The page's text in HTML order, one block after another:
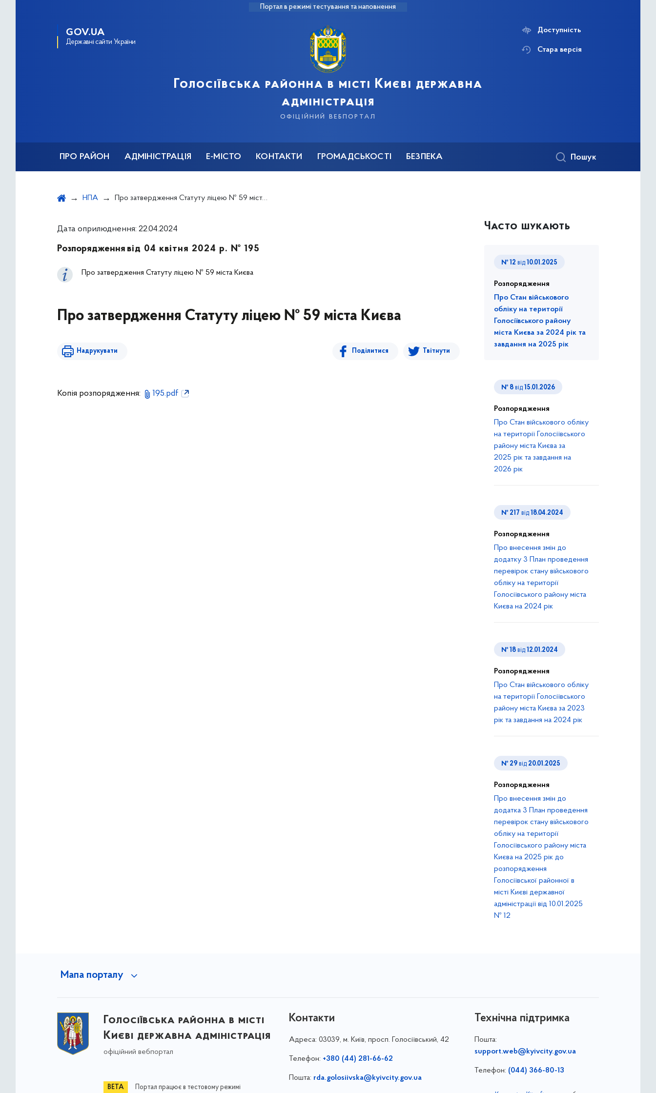
Портал в режимі тестування та наповнення
GOV.UA
Державні сайти України
Голосіївська районна в місті Києві державна
адміністрація
офіційний вебпортал
Доступність
Стара версія
ПРО РАЙОН АДМІНІСТРАЦІЯ Е-МІСТО КОНТАКТИ ГРОМАДСЬКОСТІ БЕЗПЕКА Пошук
НПА Про затвердження Статуту ліцею № 59 міста Києва
Дата оприлюднення: 22.04.2024
Розпорядження від 04 квітня 2024 р. № 195
Про затвердження Статуту ліцею № 59 міста Києва
Про затвердження Статуту ліцею № 59 міста Києва
Надрукувати Поділитися Твітнути
Копія розпорядження: 195.pdf
Часто шукають
№ 12 від 10.01.2025
Розпорядження
Про Стан військового
обліку на території
Голосіївського району
міста Києва за 2024 рік та
завдання на 2025 рік
№ 8 від 15.01.2026
Розпорядження
Про Стан військового обліку
на території Голосіївського
району міста Києва за
2025 рік та завдання на
2026 рік
№ 217 від 18.04.2024
Розпорядження
Про внесення змін до
додатку 3 План проведення
перевірок стану військового
обліку на території
Голосіївського району міста
Києва на 2024 рік
№ 18 від 12.01.2024
Розпорядження
Про Стан військового обліку
на території Голосіївського
району міста Києва за 2023
рік та завдання на 2024 рік
№ 29 від 20.01.2025
Розпорядження
Про внесення змін до
додатка 3 План проведення
перевірок стану військового
обліку на території
Голосіївського району міста
Києва на 2025 рік до
розпорядження
Голосіївської районної в
місті Києві державної
адміністрації від 10.01.2025
№ 12
Мапа порталу
Голосіївська районна в місті
Києві державна адміністрація
офіційний вебпортал
Портал працює в тестовому режимі
Контакти
Адреса: 03039, м. Київ, просп. Голосіївський, 42
Телефон: +380 (44) 281-66-62
Пошта: rda.golosiivska@kyivcity.gov.ua
Технічна підтримка
Пошта:
support.web@kyivcity.gov.ua
Телефон: (044) 366-80-13